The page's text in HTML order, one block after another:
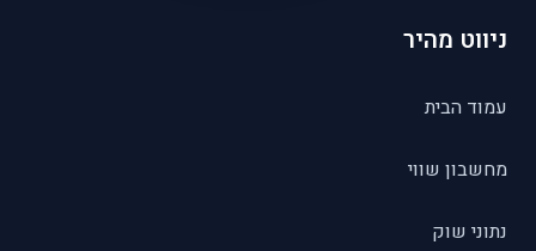
ניווט מהיר
עמוד הבית
מחשבון שווי
נתוני שוק